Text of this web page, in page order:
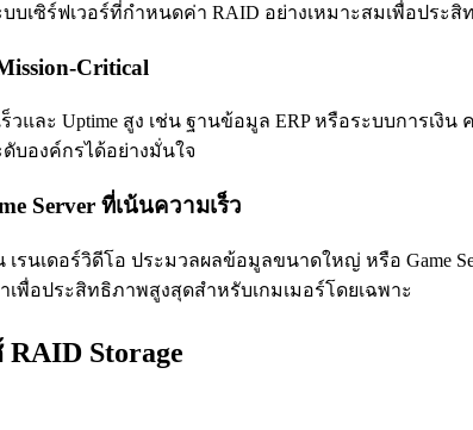
บบเซิร์ฟเวอร์ที่กำหนดค่า RAID อย่างเหมาะสมเพื่อประ
Critical
วและ Uptime สูง เช่น ฐานข้อมูล ERP หรือระบบการเ
บองค์กรได้อย่างมั่นใจ
Server ที่เน้นความเร็ว
เรนเดอร์วิดีโอ ประมวลผลข้อมูลขนาดใหญ่ หรือ Game
พื่อประสิทธิภาพสูงสุดสำหรับเกมเมอร์โดยเฉพาะ
Storage